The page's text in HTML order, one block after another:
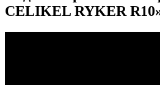
CELIKEL RYKER